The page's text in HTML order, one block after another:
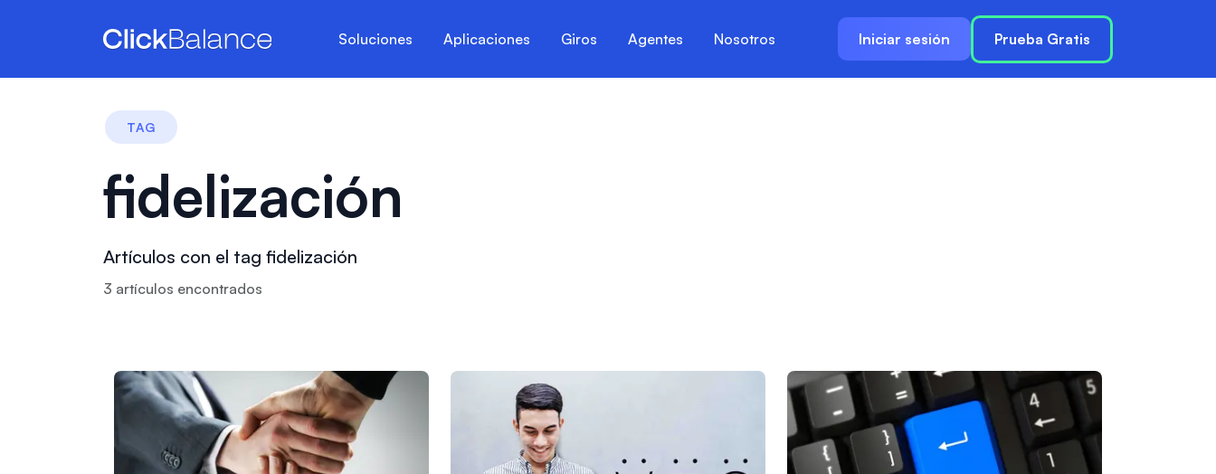
Soluciones Aplicaciones Giros Agentes Nosotros Iniciar sesión Prueba Gratis
TAG
fidelización
Artículos con el tag fidelización
3 artículos encontrados